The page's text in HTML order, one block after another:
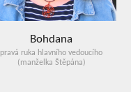
Bohdana
pravá ruka hlavního vedoucího
(manželka Štěpána)